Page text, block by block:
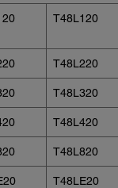
T48L120
T48L220
T48L320
T48L420
T48L820
T48LE20